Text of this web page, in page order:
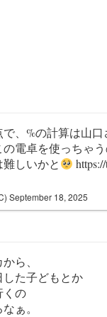
、%の計算は山
電卓を使っちゃ
しいかと
September 18, 2025
ら、
た子どもとか
くの
ぁ。